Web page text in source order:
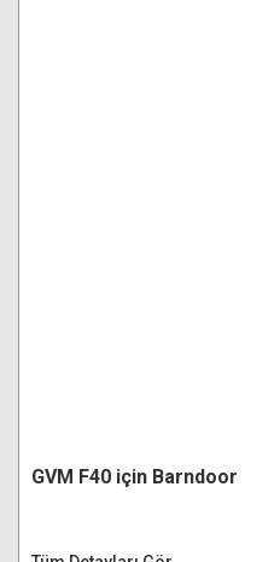
GVM F40 için Barndoor